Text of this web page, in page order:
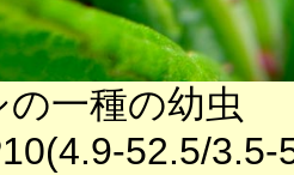
一種の幼虫
52.5/3.5-